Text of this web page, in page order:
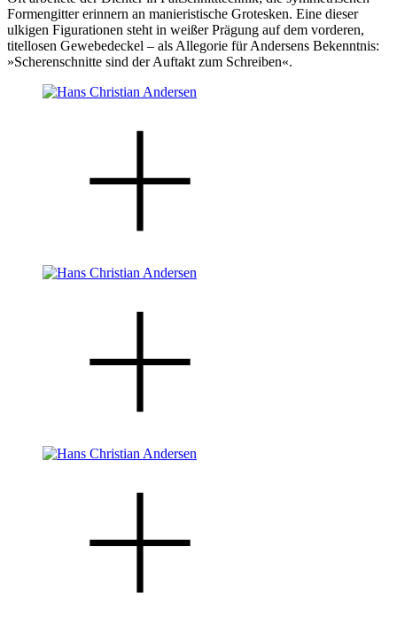
Formengitter erinnern an manieristische Grotesken. Eine dieser
ulkigen Figurationen steht in weißer Prägung auf dem vorderen,
titellosen Gewebedeckel – als Allegorie für Andersens Bekenntnis:
»Scherenschnitte sind der Auftakt zum Schreiben«.